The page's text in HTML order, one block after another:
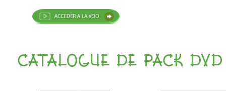
CATALOGUE DE PACK DVD